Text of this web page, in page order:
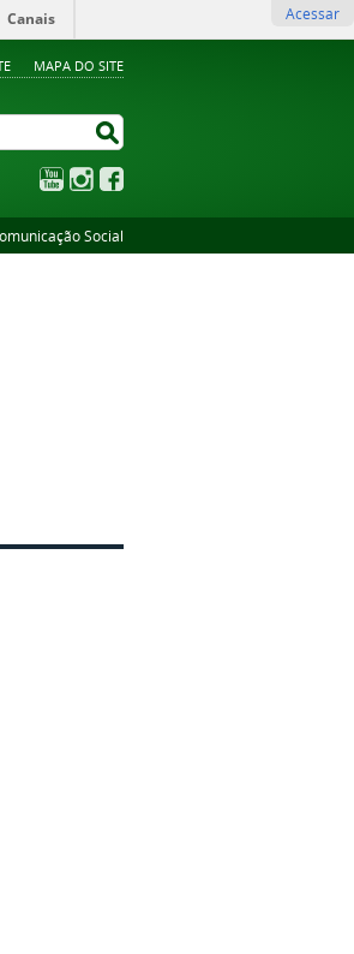
MAPA DO SITE
Canais Acessar
YouTubeInstagram
Social